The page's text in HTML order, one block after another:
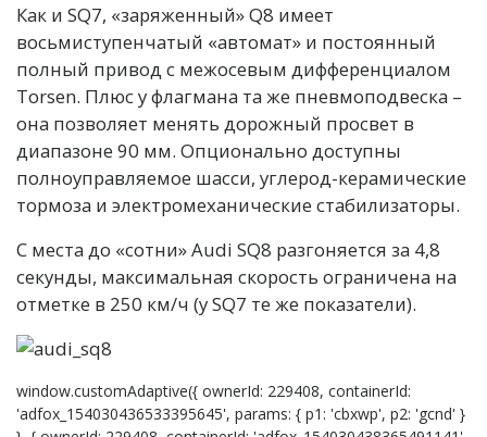
Как и SQ7, «заряженный» Q8 имеет
восьмиступенчатый «автомат» и постоянный
полный привод с межосевым дифференциалом
Torsen. Плюс у флагмана та же пневмоподвеска –
она позволяет менять дорожный просвет в
диапазоне 90 мм. Опционально доступны
полноуправляемое шасси, углерод-керамические
тормоза и электромеханические стабилизаторы.
С места до «сотни» Audi SQ8 разгоняется за 4,8
секунды, максимальная скорость ограничена на
отметке в 250 км/ч (у SQ7 те же показатели).
window.customAdaptive({ ownerId: 229408, containerId:
'adfox_154030436533395645', params: { p1: 'cbxwp', p2: 'gcnd' }